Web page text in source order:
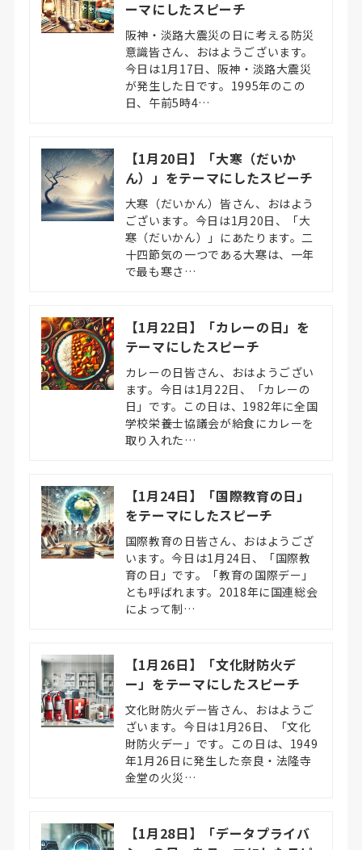
ーマにしたスピーチ
阪神・淡路大震災の日に考える防災
意識皆さん、おはようございます。
今日は1月17日、阪神・淡路大震災
が発生した日です。1995年のこの
日、午前5時4…
【1月20日】「大寒（だいか
ん）」をテーマにしたスピーチ
大寒（だいかん）皆さん、おはよう
ございます。今日は1月20日、「大
寒（だいかん）」にあたります。二
十四節気の一つである大寒は、一年
で最も寒さ…
【1月22日】「カレーの日」を
テーマにしたスピーチ
カレーの日皆さん、おはようござい
ます。今日は1月22日、「カレーの
日」です。この日は、1982年に全国
学校栄養士協議会が給食にカレーを
取り入れた…
【1月24日】「国際教育の日」
をテーマにしたスピーチ
国際教育の日皆さん、おはようござ
います。今日は1月24日、「国際教
育の日」です。「教育の国際デー」
とも呼ばれます。2018年に国連総会
によって制…
【1月26日】「文化財防火デ
ー」をテーマにしたスピーチ
文化財防火デー皆さん、おはようご
ざいます。今日は1月26日、「文化
財防火デー」です。この日は、1949
年1月26日に発生した奈良・法隆寺
金堂の火災…
【1月28日】「データプライバ